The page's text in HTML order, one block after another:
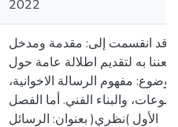
2022
وقد انقسمت إلى: مقدمة ومدخل
به لتقديم اطلالة عامة حول
مفهوم الرسالة الاخوانية،
والبناء الفني. أما الفصل
الأول )نظري( بعنوان: الرسائل